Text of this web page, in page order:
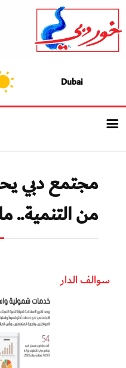
Dubai
الرئيسيــة
أحدث الأخبار
سوالف الدار
في المرمى
مجتمع دبي
من التنمية..
سوالف الدار